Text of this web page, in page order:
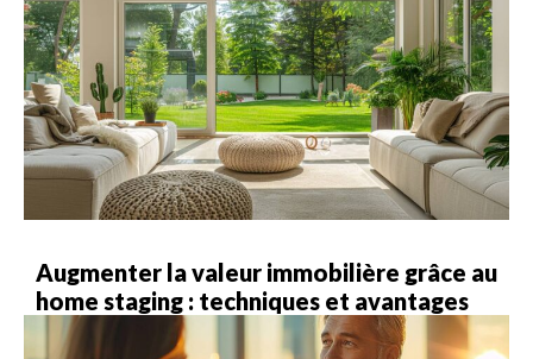
Augmenter la valeur immobilière grâce au
home staging : techniques et avantages